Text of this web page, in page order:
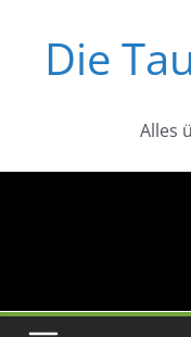
springenDie
Alles